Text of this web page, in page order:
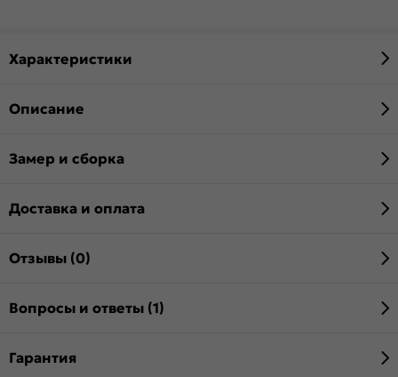
Характеристики
Описание
Замер и сборка
Доставка и оплата
Отзывы (0)
Вопросы и ответы (1)
Гарантия